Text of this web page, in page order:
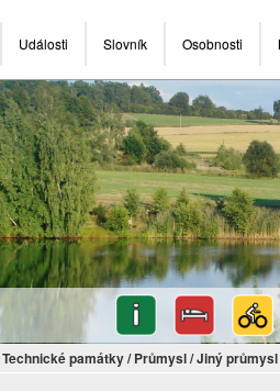
Události Slovník Osobnosti
Technické památky/ Průmysl/Jiný průmysl